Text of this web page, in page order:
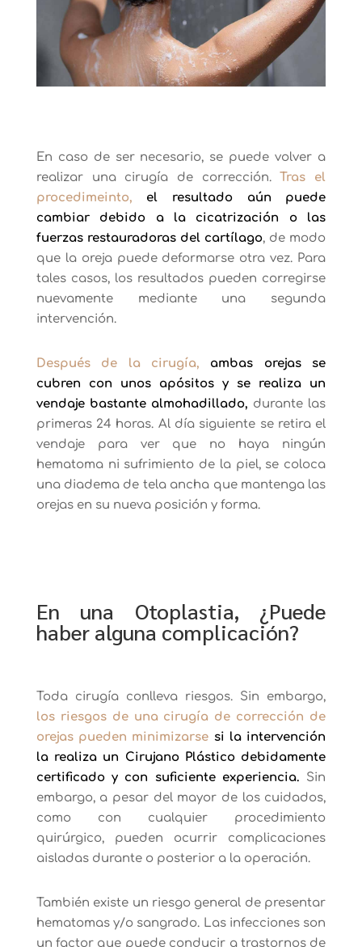
En caso de ser necesario, se puede volver a
realizar una cirugía de corrección.Tras el
procedimeinto,
el resultado aún puede
cambiar debido a la cicatrización o las
fuerzas restauradoras del cartílago, de modo
que la oreja puede deformarse otra vez. Para
tales casos, los resultados pueden corregirse
nuevamente mediante una segunda
intervención.
Después de la cirugía,
ambas orejas se
cubren con unos apósitos y se realiza un
vendaje bastante almohadillado, durante las
primeras 24 horas. Al día siguiente se retira el
vendaje para ver que no haya ningún
hematoma ni sufrimiento de la piel, se coloca
una diadema de tela ancha que mantenga las
orejas en su nueva posición y forma.
En una Otoplastia, ¿Puede
haber alguna complicación?
Toda cirugía conlleva riesgos. Sin embargo,
los riesgos de una cirugía de corrección de
orejas pueden minimizarse si la intervención
la realiza un Cirujano Plástico debidamente
certificado y con suficiente experiencia. Sin
embargo, a pesar del mayor de los cuidados,
como con cualquier procedimiento
quirúrgico, pueden ocurrir complicaciones
aisladas durante o posterior a la operación.
También existe un riesgo general de presentar
hematomas y/o sangrado. Las infecciones son
un factor que puede conducir a trastornos de